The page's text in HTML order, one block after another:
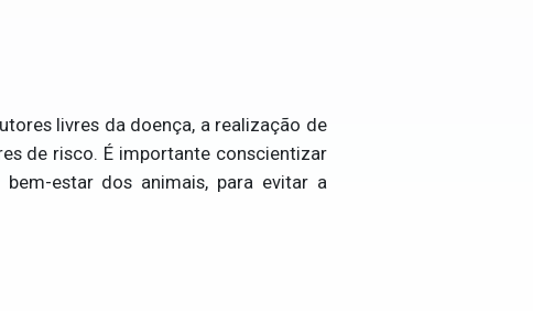
livres da doença, a realização de
de risco. É importante conscientizar
estar dos animais, para evitar a